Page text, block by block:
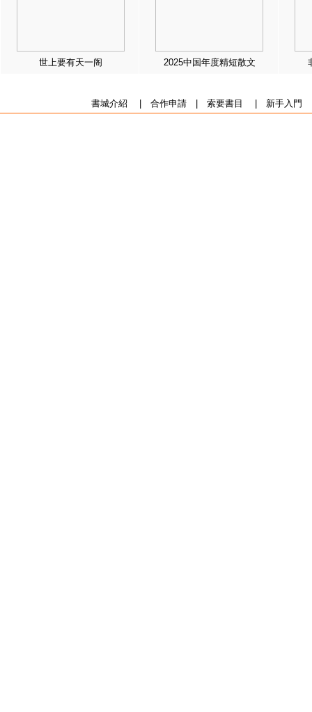
世上要有天一阁 2025中国年度精短散文
書城介紹 合作申請| 索要書目 新手入門